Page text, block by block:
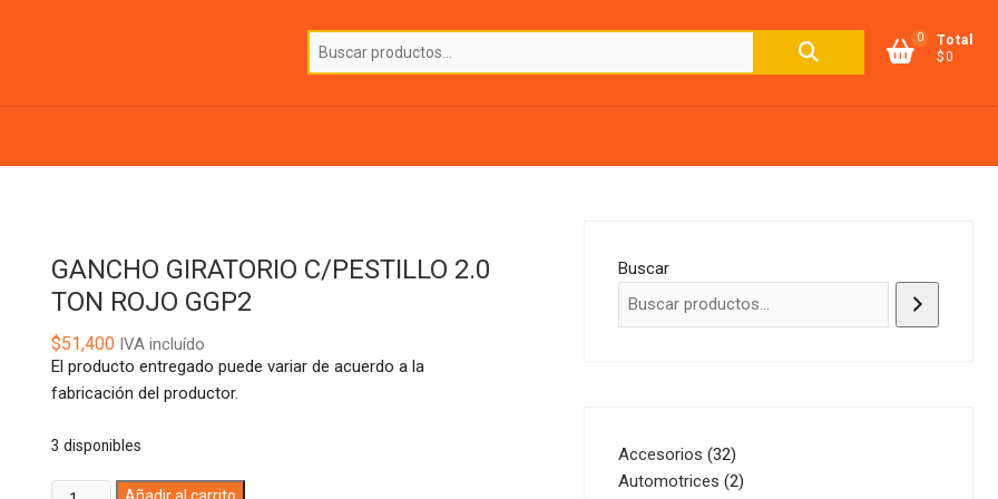
Buscar
0
Total
$0
GANCHO GIRATORIO C/PESTILLO 2.0
TON ROJO GGP2
$51,400 IVA incluído
El producto entregado puede variar de acuerdo a la
fabricación del productor.
3 disponibles
GANCHO
Añadir al carrito
Buscar
Accesorios 3232
productos
Automotrices 22